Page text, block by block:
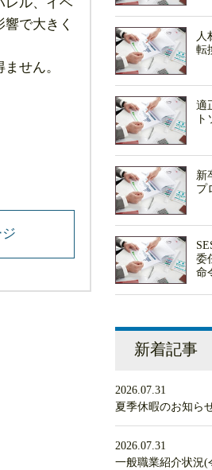
で大きく
せん。
人
転
適
新
プ
委
命
新着記事
2026.07.31
夏季休暇のお知ら
2026.07.31
一般職業紹介状況(